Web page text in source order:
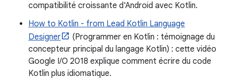
compatibilité croissante d'Android avec Kotlin.
How to Kotlin - from Lead Kotlin Language
Designer
(Programmer en Kotlin : témoignage du
concepteur principal du langage Kotlin) : cette vidéo
Google I/O 2018 explique comment écrire du code
Kotlin plus idiomatique.